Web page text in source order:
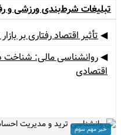
شرط‌بندی ورزشی و
تأثیر اقتصاد رفتاری بر بازار
روانشناسی مالی: شناخت
اقتصادی
خبر مهم سوم